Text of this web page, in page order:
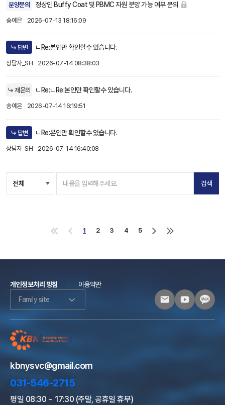
분양문의 정상인 Buffy Coat 및 PBMC 자원 분양 가능 여부 문의
송예은 2026-07-13 18:16:09
답변 ㄴRe:본인만 확인할수 있습니다.
상담자_SH 2026-07-14 08:38:03
재문의 ㄴRe:ㄴRe:본인만 확인할수 있습니다.
송예은 2026-07-14 16:19:51
답변 ㄴRe:본인만 확인할수 있습니다.
상담자_SH 2026-07-14 16:40:08
검색
으
으
1 2 3 4
5
으
막
개인정보처리 방침
이용약관
Family site
kbnysvc@gmail.com
031-546-2715
평일 08:30 ~ 17:30 (주말, 공휴일 휴무)